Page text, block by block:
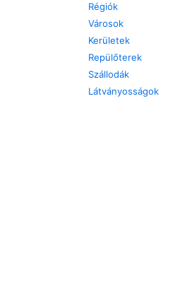
Régiók
Városok
Kerületek
Repülőterek
Szállodák
Látványosságok